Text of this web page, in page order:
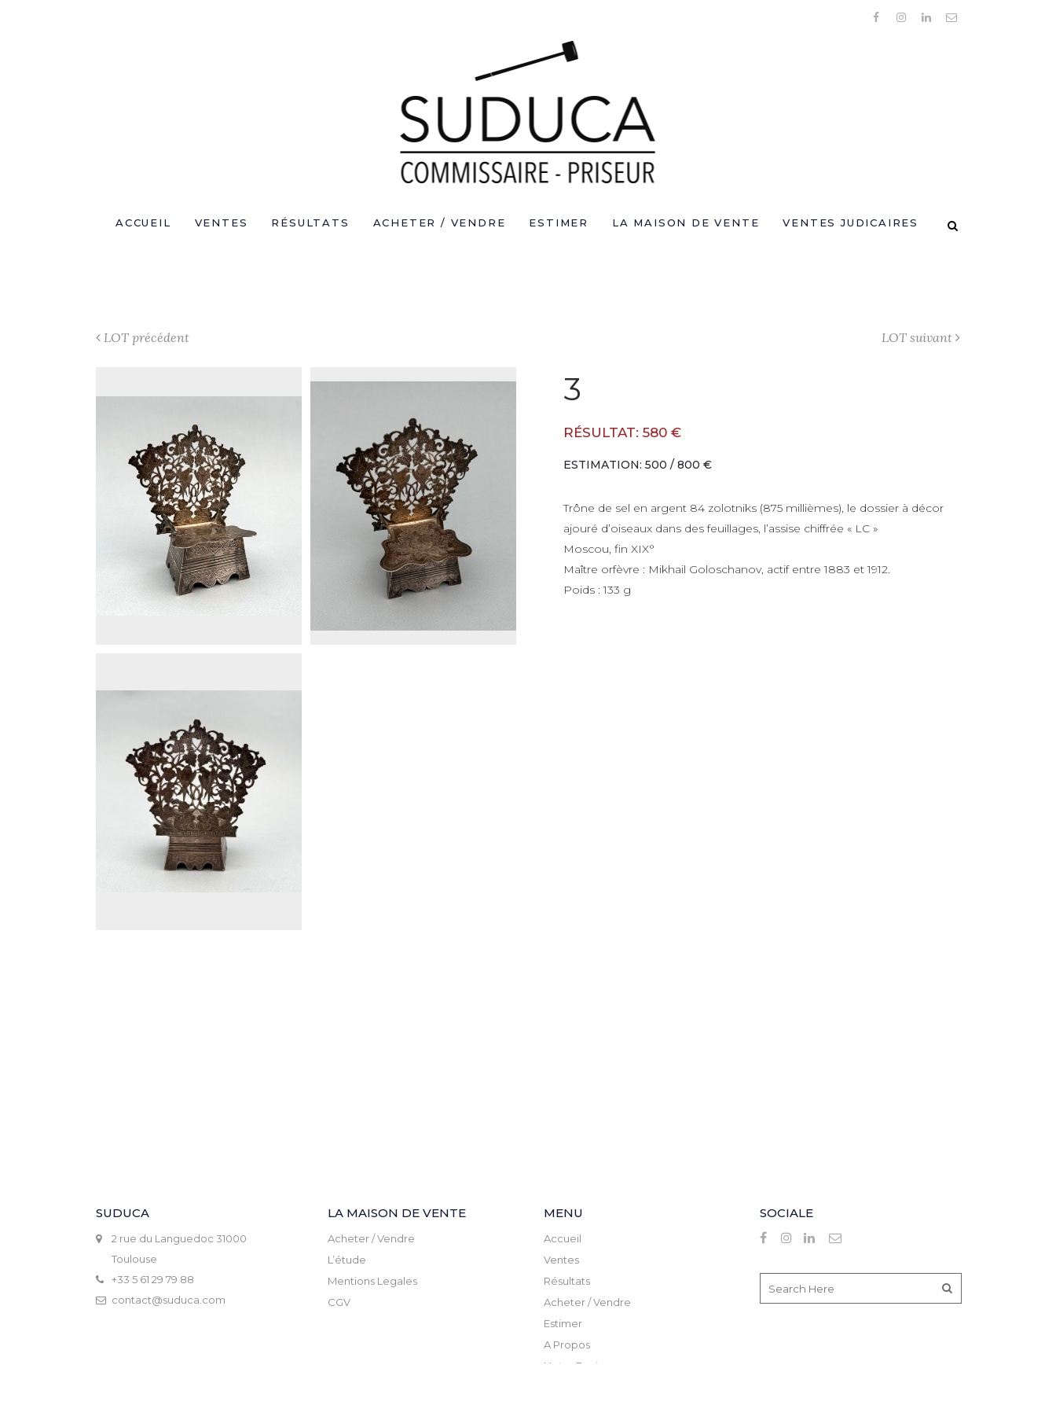
ACCUEIL VENTES RÉSULTATS ACHETER / VENDRE ESTIMER LA MAISON DE VENTE VENTES JUDICAIRES
LOT précédent LOT suivant
3
RÉSULTAT: 580 €
ESTIMATION: 500 / 800 €
Trône de sel en argent 84 zolotniks (875 millièmes), le dossier à décor
ajouré d’oiseaux dans des feuillages, l’assise chiffrée « LC »
Moscou, fin XIX°
Maître orfèvre : Mikhail Goloschanov, actif entre 1883 et 1912.
Poids : 133 g
SUDUCA
2 rue du Languedoc 31000
Toulouse
+33 5 61 29 79 88
contact@suduca.com
LA MAISON DE VENTE
Acheter / Vendre
L’étude
Mentions Legales
CGV
MENU
Accueil
Ventes
Résultats
Acheter / Vendre
Estimer
A Propos
Notre Equipe
SOCIALE